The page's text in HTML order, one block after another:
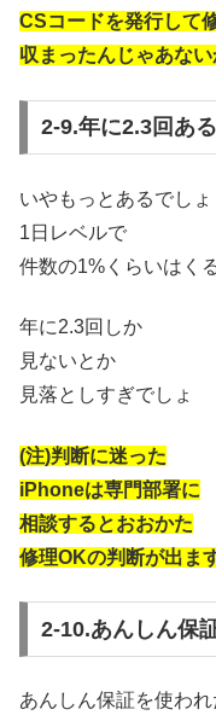
CSコードを発行して
収まったんじゃあない
2-9.年に2.3回あ
いやもっとあるでしょ
1日レベルで
件数の1%くらいはく
年に2.3回しか
見ないとか
見落としすぎでしょ
(注)判断に迷った
iPhoneは専門部署に
相談するとおおかた
修理OKの判断が出ます
2-10.あんしん保
あんしん保証を使わ